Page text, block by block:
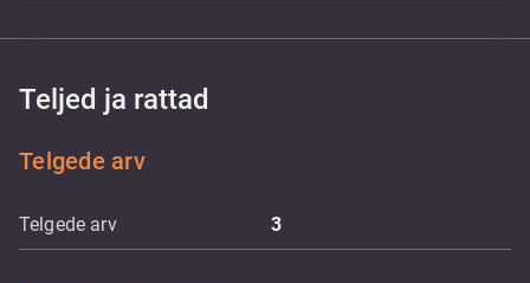
Teljed ja rattad
Telgede arv
Telgede arv 3